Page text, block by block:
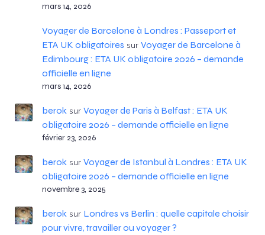
mars 14, 2026
Voyager de Barcelone à Londres : Passeport et
ETA UK obligatoires sur Voyager de Barcelone à
Edimbourg : ETA UK obligatoire 2026 – demande
officielle en ligne
mars 14, 2026
beroksur Voyager de Paris à Belfast : ETA UK
obligatoire 2026 – demande officielle en ligne
février 23, 2026
beroksur Voyager de Istanbul à Londres : ETA UK
obligatoire 2026 – demande officielle en ligne
novembre 3, 2025
beroksur Londres vs Berlin : quelle capitale choisir
pour vivre, travailler ou voyager ?